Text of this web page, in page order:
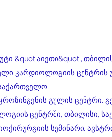
&quot;აიეთი&quot;,
კარდიოლოგიის ცენტრის
გულის ცენტრი.
ცენტრში, თბილისი,
სემინარი.